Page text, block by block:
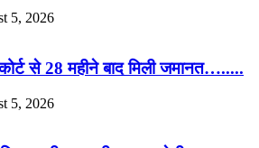
5, 2026
से 28 महीने बाद मिली जमानत….....
5, 2026